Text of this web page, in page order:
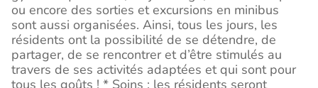
ou encore des sorties et excursions en minibus
sont aussi organisées. Ainsi, tous les jours, les
résidents ont la possibilité de se détendre, de
partager, de se rencontrer et d’être stimulés au
travers de ses activités adaptées et qui sont pour
tous les goûts ! * Soins : les résidents seront